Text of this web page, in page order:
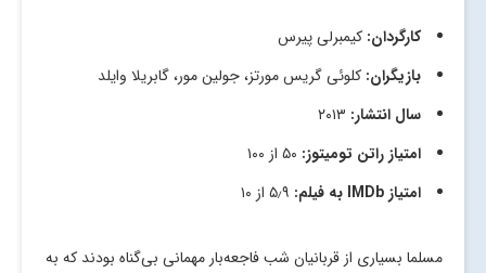
کارگردان: کیمبرلی پیرس
بازیگران: کلوئی گریس مورتز، جولین مور، گابریلا وایلد
سال انتشار:
امتیاز راتن تومیتوز:
امتیازIMDb به فیلم:
مسلما بسیاری از قربانیان شب فاجعه‌بار مهمانی بی‌گناه بودند که به